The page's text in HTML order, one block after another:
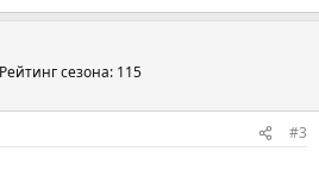
Рейтинг сезона: 115
#3